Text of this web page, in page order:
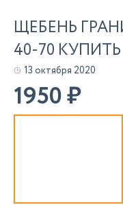
ЩЕБЕНЬ
40-70
13 октября 2020
1950₽